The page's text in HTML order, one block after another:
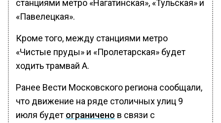
станциями метро «Нагатинская», «Тульская» и
«Павелецкая».
Кроме того, между станциями метро
«Чистые пруды» и «Пролетарская» будет
ходить трамвай А.
Ранее Вести Московского региона сообщали,
что движение на ряде столичных улиц 9
июля будет ограничено в связи с